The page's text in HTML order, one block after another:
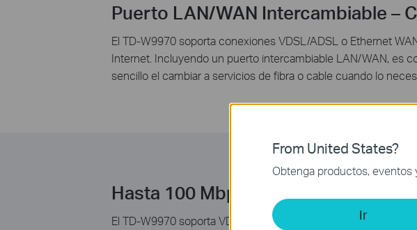
Puerto LAN/WAN Intercambiable –
El TD-W9970 soporta conexiones VDSL/ADSL o Ethernet
Internet. Incluyendo un puerto intercambiable LAN/WAN, es
sencillo el cambiar a servicios de fibra o cable cuando lo
Hasta 100 Mbps de velocidad de
El TD-W9970 soporta VDSL2 y compatibilidad con los
From United States?
Obtenga productos, eventos
Ir